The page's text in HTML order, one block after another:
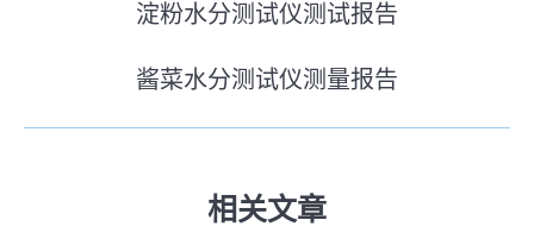
历
史
的
文
淀粉水分测试仪测试报告
未
来
文
章：
酱菜水分测试仪测量报告
相关文章